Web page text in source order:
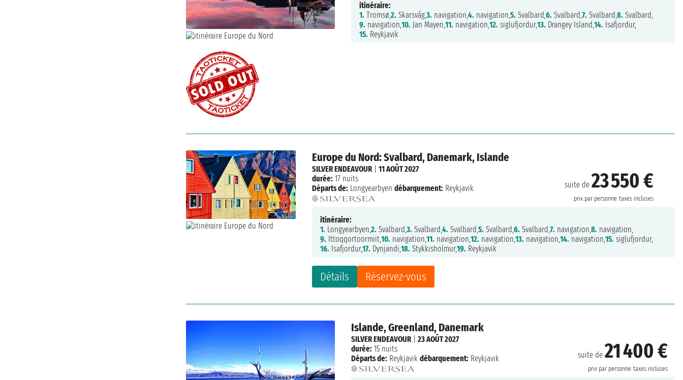
itinéraire:
1. Tromsø,2. Skarsvåg,3. navigation,4. navigation,5. Svalbard,6. Svalbard,7. Svalbard,8. Svalbard,
9. navigation,10. Jan Mayen,11. navigation,12. siglufjordur,13. Drangey Island,14. Isafjordur,
15. Reykjavik
Europe du Nord: Svalbard, Danemark, Islande
suite de23 550 €
prix par personne taxes incluses
Détails Réservez-vous
SILVER ENDEAVOUR|11 AOÛT 2027
durée: 17 nuits
Départs de: Longyearbyen débarquement: Reykjavik
itinéraire:
1. Longyearbyen,2. Svalbard,3. Svalbard,4. Svalbard,5. Svalbard,6. Svalbard,7. navigation,8. navigation,
9. Ittoqqortoormiit,10. navigation,11. navigation,12. navigation,13. navigation,14. navigation,15. siglufjordur,
16. Isafjordur,17. Dynjandi,18. Stykkisholmur,19. Reykjavik
Islande, Greenland, Danemark
suite de 21 400 €
prix par personne taxes incluses
SILVER ENDEAVOUR| 23 AOÛT 2027
durée: 15 nuits
Départs de: Reykjavik débarquement: Reykjavik